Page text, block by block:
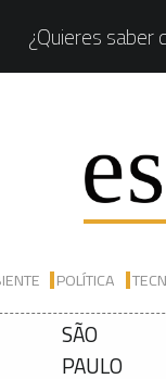
¿Quieres saber
POLÍTICA
SÃO
PAULO